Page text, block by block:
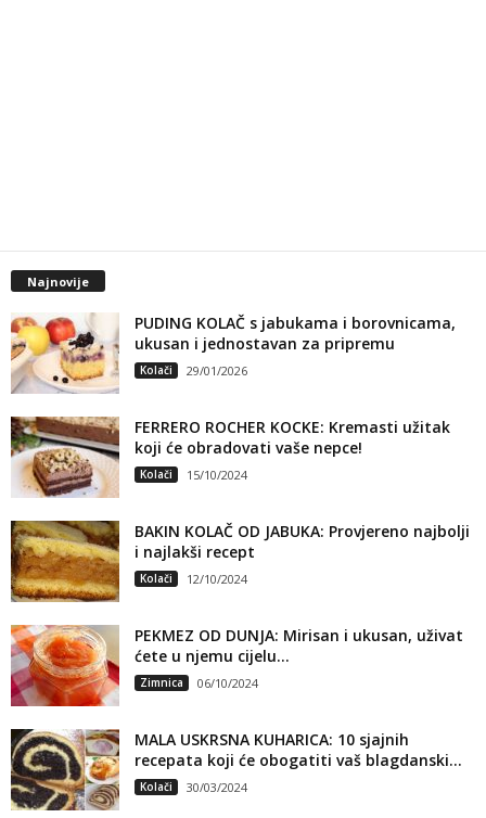
Najnovije
PUDING KOLAČ s jabukama i borovnicama,
ukusan i jednostavan za pripremu
Kolači 29/01/2026
FERRERO ROCHER KOCKE: Kremasti užitak
koji će obradovati vaše nepce!
Kolači 15/10/2024
BAKIN KOLAČ OD JABUKA: Provjereno najbolji
i najlakši recept
Kolači 12/10/2024
PEKMEZ OD DUNJA: Mirisan i ukusan, uživat
ćete u njemu cijelu...
Zimnica 06/10/2024
MALA USKRSNA KUHARICA: 10 sjajnih
recepata koji će obogatiti vaš blagdanski...
Kolači 30/03/2024